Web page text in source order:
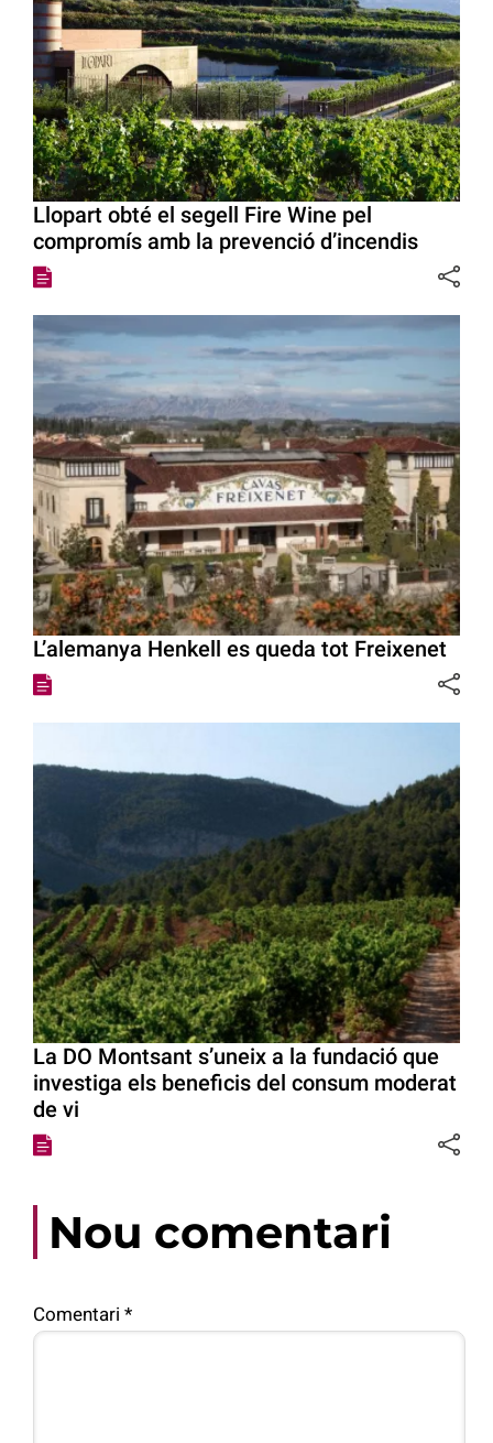
Llopart obté el segell Fire Wine pel
compromís amb la prevenció d’incendis
L’alemanya Henkell es queda tot Freixenet
La DO Montsant s’uneix a la fundació que
investiga els beneficis del consum moderat
de vi
Nou comentari
Comentari *